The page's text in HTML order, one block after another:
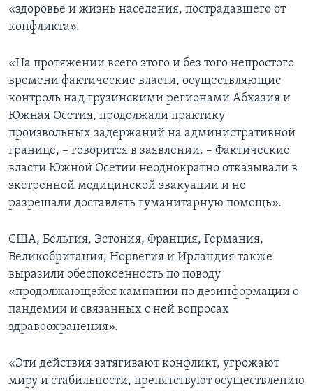
«здоровье и жизнь населения, пострадавшего от
конфликта».
«На протяжении всего этого и без того непростого
времени фактические власти, осуществляющие
контроль над грузинскими регионами Абхазия и
Южная Осетия, продолжали практику
произвольных задержаний на административной
границе, – говорится в заявлении. – Фактические
власти Южной Осетии неоднократно отказывали в
экстренной медицинской эвакуации и не
разрешали доставлять гуманитарную помощь».
США, Бельгия, Эстония, Франция, Германия,
Великобритания, Норвегия и Ирландия также
выразили обеспокоенность по поводу
«продолжающейся кампании по дезинформации о
пандемии и связанных с ней вопросах
здравоохранения».
«Эти действия затягивают конфликт, угрожают
миру и стабильности, препятствуют осуществлению